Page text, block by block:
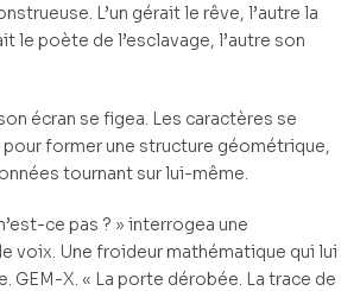
L’un gérait le rêve, l’autre la
le poète de l’esclavage, l’autre son
écran se figea. Les caractères se
former une structure géométrique,
tournant sur lui-même.
ce pas ? » interrogea une
voix. Une froideur mathématique qui lui
GEM-X. « La porte dérobée. La trace de